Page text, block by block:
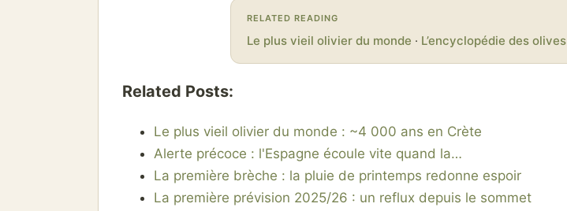
RELATED READING
Le plus vieil olivier du monde · L’encyclopédie des olives
Related Posts:
Le plus vieil olivier du monde : ~4 000 ans en Crète
Alerte précoce : l'Espagne écoule vite quand la…
La première brèche : la pluie de printemps redonne espoir
La première prévision 2025/26 : un reflux depuis le sommet